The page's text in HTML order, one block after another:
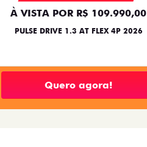
À VISTA POR R$ 109.990,00
PULSE DRIVE 1.3 AT FLEX 4P 2026
Quero agora!